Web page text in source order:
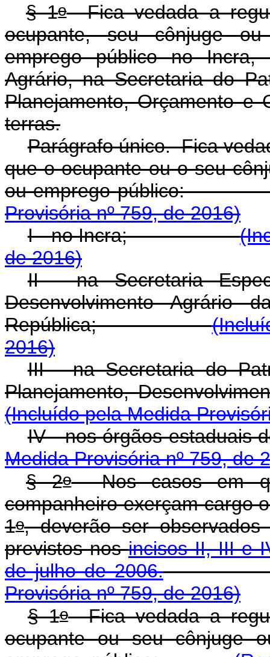
§ 1oFica vedada a
ocupante, seu cônjuge
emprego público no Incra,
Agrário, na Secretaria do
Planejamento, Orçamento e
terras.
Parágrafo único. Fica
que o ocupante ou o seu
ou emprego
Provisória nº 759, de 2016)
I - no Incra;
de 2016)
II - na Secretaria
Desenvolvimento Agrário
República;
2016)
III - na Secretaria do
Planejamento,
(Incluído pela Medida
IV - nos órgãos
Medida Provisória nº 759, de
§ 2oNos casos em
companheiro exerçam cargo
1o, deverão ser
previstos nosincisos II, III e
de julho de 2006.
Provisória nº 759, de 2016)
§ 1oFica vedada a
ocupante ou seu cônjuge